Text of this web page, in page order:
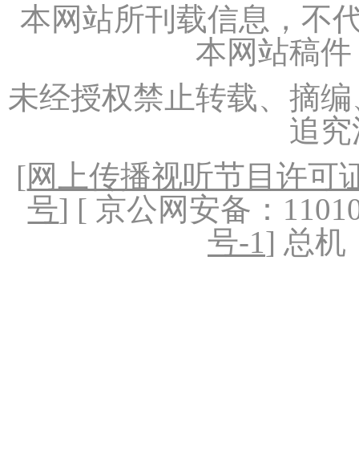
本网站所刊载信息，不
本网站稿
未经授权禁止转载、摘
追
[网上传播视听节目许可
号] [ 京公网安备：
号-1] 总机